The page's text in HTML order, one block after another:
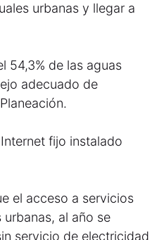
urbanas y llegar a
54,3% de las aguas
adecuado de
fijo instalado
el acceso a servicios
al año se
servicio de electricidad